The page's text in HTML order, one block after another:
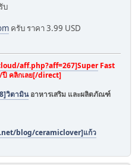
บ
ครับ ราคา 3.99 USD
aff.php?aff=267]SuperFast
/ปี คลิกเลย[/direct]
วิตามินอาหารเสริม และผลิตภัณฑ์
blog/ceramiclover]แก้ว